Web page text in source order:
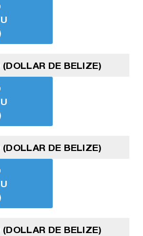
DE BELIZE)
DE BELIZE)
DE BELIZE)